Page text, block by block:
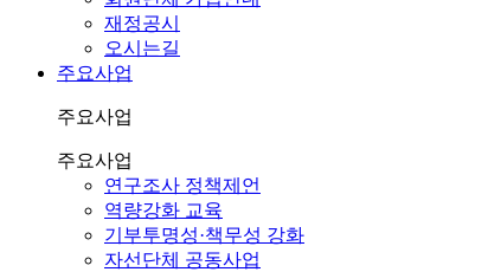
재정공시
오시는길
주요사업
주요사업
주요사업
연구조사 정책제언
역량강화 교육
기부투명성·책무성 강화
자선단체 공동사업